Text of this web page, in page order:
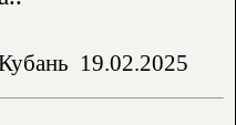
19.02.2025